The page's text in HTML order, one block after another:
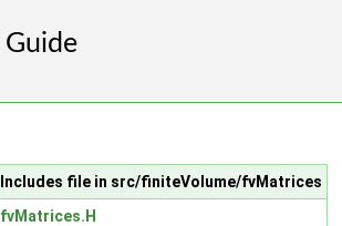
Includes file in src/finiteVolume/fvMatrices
fvMatrices.H